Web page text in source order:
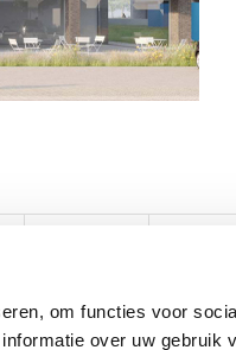
om functies voor
over uw gebruik